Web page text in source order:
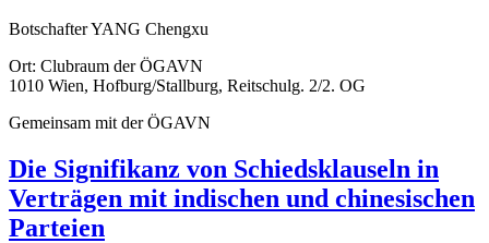
Botschafter YANG Chengxu
Ort: Clubraum der ÖGAVN
1010 Wien, Hofburg/Stallburg, Reitschulg. 2/2. OG
Gemeinsam mit der ÖGAVN
Die Signifikanz von Schiedsklauseln in
Verträgen mit indischen und chinesischen
Parteien